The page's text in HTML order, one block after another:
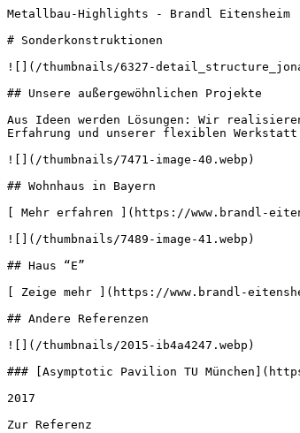
Metallbau-Highlights - Brandl
# Sonderkonstruktionen
![](/thumbnails/6327-
## Unsere außergewöhnlichen Projekte
Aus Ideen werden Lösungen: Wir
Erfahrung und unserer flexiblen
![](/thumbnails/7471-image-40.webp)
## Wohnhaus in Bayern
[ Mehr erfahren ](https://www.brandl-
![](/thumbnails/7489-image-41.webp)
## Haus “E”
[ Zeige mehr ](https://www.brandl-
## Andere Referenzen
![](/thumbnails/2015-ib4a4247.webp)
### [Asymptotic Pavilion TU
2017
Zur Referenz